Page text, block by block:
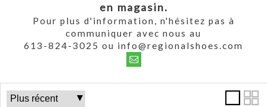
en magasin.
Pour plus d'information, n'hésitez pas à
communiquer avec nous au
613-824-3025 ou info@regionalshoes.com